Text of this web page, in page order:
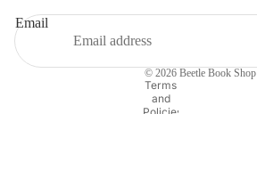
Email
© 2026 Beetle Book Shop
Terms
and
Policies
Contact information